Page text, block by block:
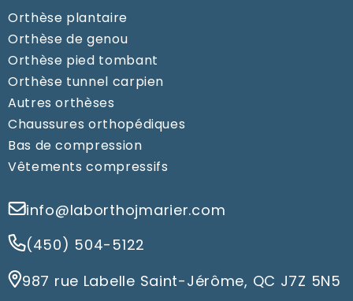
Orthèse plantaire
Orthèse de genou
Orthèse pied tombant
Orthèse tunnel carpien
Autres orthèses
Chaussures orthopédiques
Bas de compression
Vêtements compressifs
info@laborthojmarier.com
(450) 504-5122
987 rue Labelle Saint-Jérôme, QC J7Z 5N5